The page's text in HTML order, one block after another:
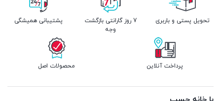
تحویل پستی و باربری
7 روز گارانتی بازگشت
وجه
پشتیبانی همیشگی
پرداخت آنلاین محصولات اصل